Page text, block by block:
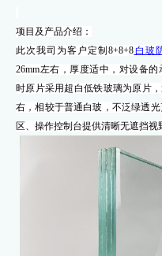
项目 及产品介绍：
此次我司为客户定制8+8+8白玻
26mm左右，厚度适中，对设备的
时原片采用超白低铁玻璃为原片
右，相较于普通白玻，不泛绿透光
区、操作控制台提供清晰无遮挡视